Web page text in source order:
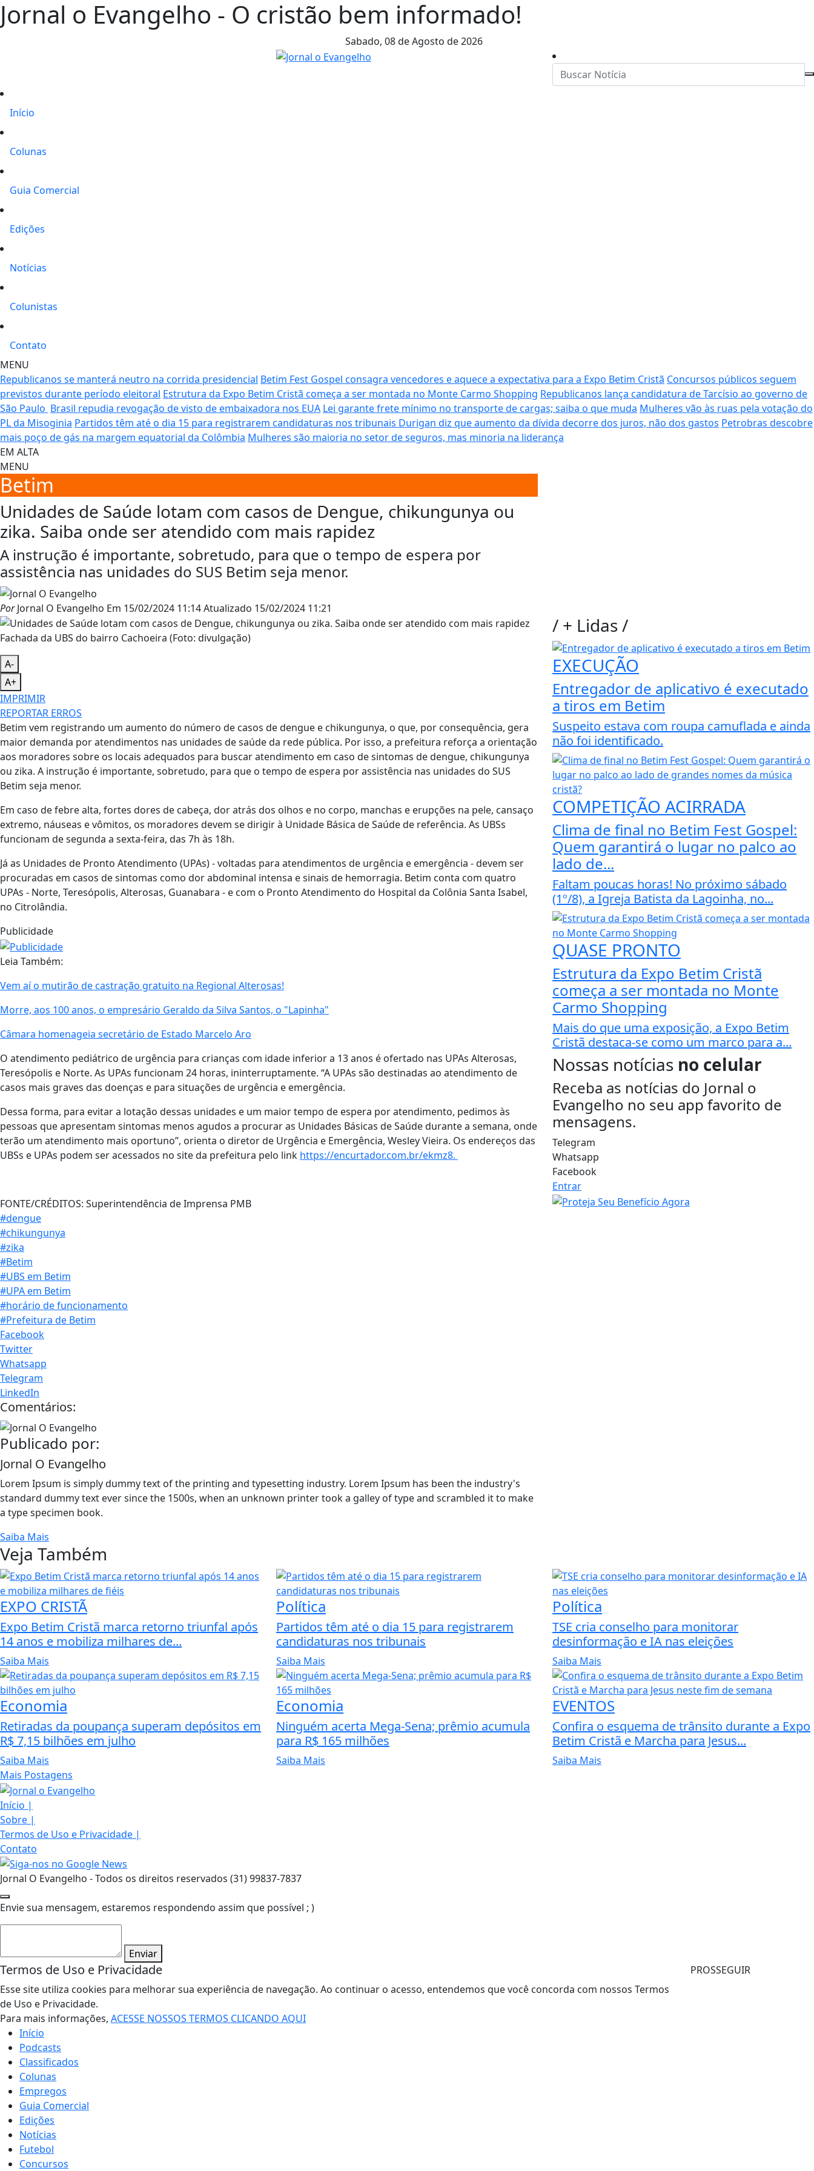
Jornal o Evangelho - O cristão bem informado!
Sabado, 08 de Agosto de 2026
Início
Colunas
Guia Comercial
Edições
Notícias
Colunistas
Contato
MENU
Republicanos se manterá neutro na corrida presidencial Betim Fest Gospel consagra vencedores e aquece a expectativa para a Expo Betim Cristã Concursos públicos seguem
previstos durante período eleitoral Estrutura da Expo Betim Cristã começa a ser montada no Monte Carmo Shopping Republicanos lança candidatura de Tarcísio ao governo de
São Paulo Brasil repudia revogação de visto de embaixadora nos EUA Lei garante frete mínimo no transporte de cargas; saiba o que muda Mulheres vão às ruas pela votação do
PL da Misoginia Partidos têm até o dia 15 para registrarem candidaturas nos tribunais Durigan diz que aumento da dívida decorre dos juros, não dos gastos Petrobras descobre
mais poço de gás na margem equatorial da Colômbia Mulheres são maioria no setor de seguros, mas minoria na liderança
EM ALTA
MENU
Betim
Unidades de Saúde lotam com casos de Dengue, chikungunya ou
zika. Saiba onde ser atendido com mais rapidez
A instrução é importante, sobretudo, para que o tempo de espera por
assistência nas unidades do SUS Betim seja menor.
PorJornal O Evangelho Em 15/02/2024 11:14Atualizado 15/02/2024 11:21
Fachada da UBS do bairro Cachoeira (Foto: divulgação)
A-
A+
IMPRIMIR
REPORTAR ERROS
Betim vem registrando um aumento do número de casos de dengue e chikungunya, o que, por consequência, gera
maior demanda por atendimentos nas unidades de saúde da rede pública. Por isso, a prefeitura reforça a orientação
aos moradores sobre os locais adequados para buscar atendimento em caso de sintomas de dengue, chikungunya
ou zika. A instrução é importante, sobretudo, para que o tempo de espera por assistência nas unidades do SUS
Betim seja menor.
Em caso de febre alta, fortes dores de cabeça, dor atrás dos olhos e no corpo, manchas e erupções na pele, cansaço
extremo, náuseas e vômitos, os moradores devem se dirigir à Unidade Básica de Saúde de referência. As UBSs
funcionam de segunda a sexta-feira, das 7h às 18h.
Já as Unidades de Pronto Atendimento (UPAs) - voltadas para atendimentos de urgência e emergência - devem ser
procuradas em casos de sintomas como dor abdominal intensa e sinais de hemorragia. Betim conta com quatro
UPAs - Norte, Teresópolis, Alterosas, Guanabara - e com o Pronto Atendimento do Hospital da Colônia Santa Isabel,
no Citrolândia.
Publicidade
Leia Também:
Vem aí o mutirão de castração gratuito na Regional Alterosas!
Morre, aos 100 anos, o empresário Geraldo da Silva Santos, o "Lapinha"
Câmara homenageia secretário de Estado Marcelo Aro
O atendimento pediátrico de urgência para crianças com idade inferior a 13 anos é ofertado nas UPAs Alterosas,
Teresópolis e Norte. As UPAs funcionam 24 horas, ininterruptamente. “A UPAs são destinadas ao atendimento de
casos mais graves das doenças e para situações de urgência e emergência.
Dessa forma, para evitar a lotação dessas unidades e um maior tempo de espera por atendimento, pedimos às
pessoas que apresentam sintomas menos agudos a procurar as Unidades Básicas de Saúde durante a semana, onde
terão um atendimento mais oportuno”, orienta o diretor de Urgência e Emergência, Wesley Vieira. Os endereços das
UBSs e UPAs podem ser acessados no site da prefeitura pelo link https://encurtador.com.br/ekmz8.
FONTE/CRÉDITOS: Superintendência de Imprensa PMB
#dengue
#chikungunya
#zika
#Betim
#UBS em Betim
#UPA em Betim
#horário de funcionamento
#Prefeitura de Betim
Facebook
Twitter
Whatsapp
Telegram
LinkedIn
Comentários:
Publicado por:
Jornal O Evangelho
Lorem Ipsum is simply dummy text of the printing and typesetting industry. Lorem Ipsum has been the industry's
standard dummy text ever since the 1500s, when an unknown printer took a galley of type and scrambled it to make
a type specimen book.
Saiba Mais
/ + Lidas/
EXECUÇÃO
Entregador de aplicativo é executado
a tiros em Betim
Suspeito estava com roupa camuflada e ainda
não foi identificado.
COMPETIÇÃO ACIRRADA
Clima de final no Betim Fest Gospel:
Quem garantirá o lugar no palco ao
lado de...
Faltam poucas horas! No próximo sábado
(1º/8), a Igreja Batista da Lagoinha, no...
QUASE PRONTO
Estrutura da Expo Betim Cristã
começa a ser montada no Monte
Carmo Shopping
Mais do que uma exposição, a Expo Betim
Cristã destaca-se como um marco para a...
Nossas notícias no celular
Receba as notícias do Jornal o
Evangelho no seu app favorito de
mensagens.
Telegram
Whatsapp
Facebook
Entrar
Veja Também
EXPO CRISTÃ
Expo Betim Cristã marca retorno triunfal após
14 anos e mobiliza milhares de...
Saiba Mais
Política
Partidos têm até o dia 15 para registrarem
candidaturas nos tribunais
Saiba Mais
Política
TSE cria conselho para monitorar
desinformação e IA nas eleições
Saiba Mais
Economia
Retiradas da poupança superam depósitos em
R$ 7,15 bilhões em julho
Saiba Mais
Economia
Ninguém acerta Mega-Sena; prêmio acumula
para R$ 165 milhões
Saiba Mais
EVENTOS
Confira o esquema de trânsito durante a Expo
Betim Cristã e Marcha para Jesus...
Saiba Mais
Mais Postagens
Início |
Sobre |
Termos de Uso e Privacidade |
Contato
Jornal O Evangelho - Todos os direitos reservados (31) 99837-7837
Envie sua mensagem, estaremos respondendo assim que possível ; )
Enviar
Termos de Uso e Privacidade
Esse site utiliza cookies para melhorar sua experiência de navegação. Ao continuar o acesso, entendemos que você concorda com nossos Termos
de Uso e Privacidade.
Para mais informações, ACESSE NOSSOS TERMOS CLICANDO AQUI
PROSSEGUIR
Início
Podcasts
Classificados
Colunas
Empregos
Guia Comercial
Edições
Notícias
Futebol
Concursos